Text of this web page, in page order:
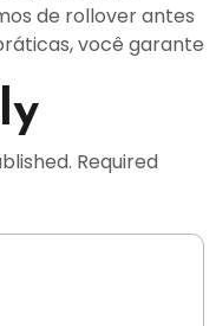
de rollover antes
você garante
Required